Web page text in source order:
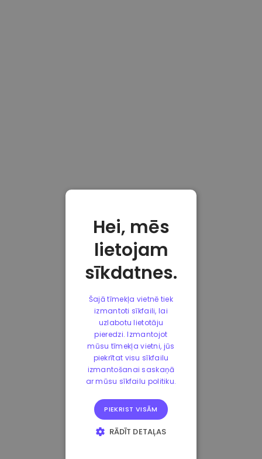
Hei, mēs
lietojam
sīkdatnes.
Šajā tīmekļa vietnē tiek
izmantoti sīkfaili, lai
uzlabotu lietotāju
pieredzi. Izmantojot
mūsu tīmekļa vietni, jūs
piekrītat visu sīkfailu
izmantošanai saskaņā
ar mūsu sīkfailu politiku.
PIEKRIST VISĀM
RĀDĪT DETAĻAS